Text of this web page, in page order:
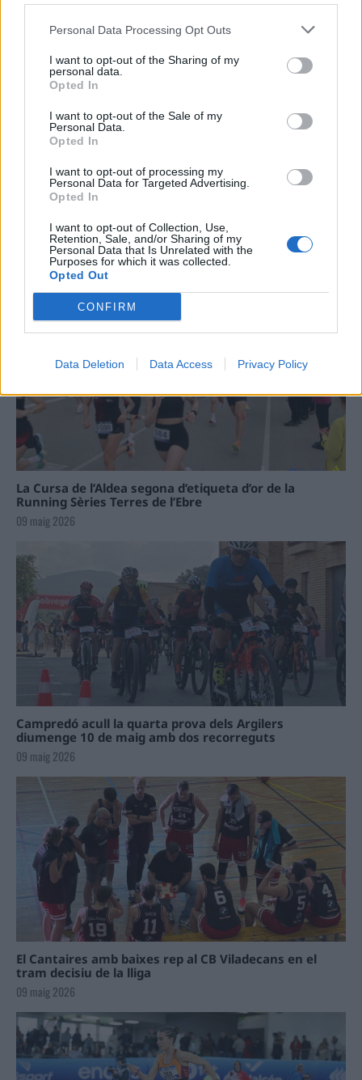
Personal Data Processing Opt Outs
I want to opt-out of the Sharing of my
personal data.
Opted In
I want to opt-out of the Sale of my
Personal Data.
Opted In
I want to opt-out of processing my
Personal Data for Targeted Advertising.
Opted In
I want to opt-out of Collection, Use,
Retention, Sale, and/or Sharing of my
Personal Data that Is Unrelated with the
Purposes for which it was collected.
Opted Out
CONFIRM
Data Deletion Data Access Privacy Policy
de 200 actes i l’expectació per l’eclipsi
Només 3 de cada 10 turistes visiten la
regió de l’Ebre durant juliol i agost
La Cursa de l’Aldea segona d’etiqueta d’or de la
Running Sèries Terres de l’Ebre
09 maig 2026
Campredó acull la quarta prova dels Argilers
diumenge 10 de maig amb dos recorreguts
09 maig 2026
El Cantaires amb baixes rep al CB Viladecans en el
tram decisiu de la lliga
09 maig 2026